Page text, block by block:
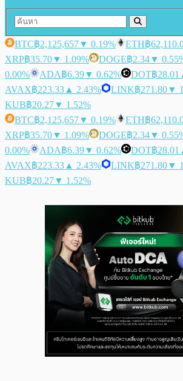
BTC฿2,125,657▼ 0.19% ETH฿
XRP฿35.70▼ 1.09% DOGE฿2.34▼
0.00%
ADA฿6.39▼ 0.62% DOT฿28.01
AVAX฿223.33 ▲ 2.43% LINK฿271.80▼
KUB฿20.27▼ 1.52%
BTC฿2,125,657▼ 0.19% ETH฿
XRP฿35.70▼ 1.09% DOGE฿2.34▼
0.00%
ADA฿6.39▼ 0.62% DOT฿28.01
AVAX฿223.33 ▲ 2.43% LINK฿271.80▼
KUB฿20.27▼ 1.52%